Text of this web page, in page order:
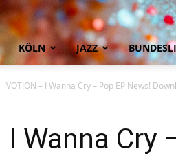
KÖLN JAZZ
IVOTION – I Wanna Cry – Pop EP News!
I Wanna Cry